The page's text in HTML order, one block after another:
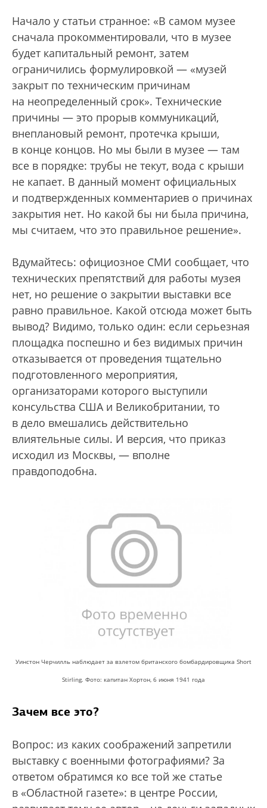
Начало у статьи странное: «В самом музее
сначала прокомментировали, что в музее
будет капитальный ремонт, затем
ограничились формулировкой — «музей
закрыт по техническим причинам
на неопределенный срок». Технические
причины — это прорыв коммуникаций,
внеплановый ремонт, протечка крыши,
в конце концов. Но мы были в музее — там
все в порядке: трубы не текут, вода с крыши
не капает. В данный момент официальных
и подтвержденных комментариев о причинах
закрытия нет. Но какой бы ни была причина,
мы считаем, что это правильное решение».
Вдумайтесь: официозное СМИ сообщает, что
технических препятствий для работы музея
нет, но решение о закрытии выставки все
равно правильное. Какой отсюда может быть
вывод? Видимо, только один: если серьезная
площадка поспешно и без видимых причин
отказывается от проведения тщательно
подготовленного мероприятия,
организаторами которого выступили
консульства США и Великобритании, то
в дело вмешались действительно
влиятельные силы. И версия, что приказ
исходил из Москвы, — вполне
правдоподобна.
Уинстон Черчилль наблюдает за взлетом британского бомбардировщика Short
Stirling. Фото: капитан Хортон, 6 июня 1941 года
Зачем все это?
Вопрос: из каких соображений запретили
выставку с военными фотографиями? За
ответом обратимся ко все той же статье
в «Областной газете»: в центре России,